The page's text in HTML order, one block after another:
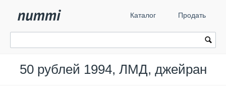
Каталог Продать
50 рублей 1994, ЛМД, джейран